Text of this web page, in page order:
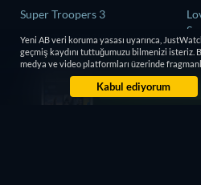
Super Troopers 3
Miyazma Kampında Ergenlik
Arzuları ve Ölüm
Ziyaretçiler: Hesaplaşma
Yeni AB veri koruma yasası uyarınca,
geçmiş kaydını tuttuğumuzu bilmenizi isteriz.
medya ve video platformları üzerinde
Kabul ediyorum